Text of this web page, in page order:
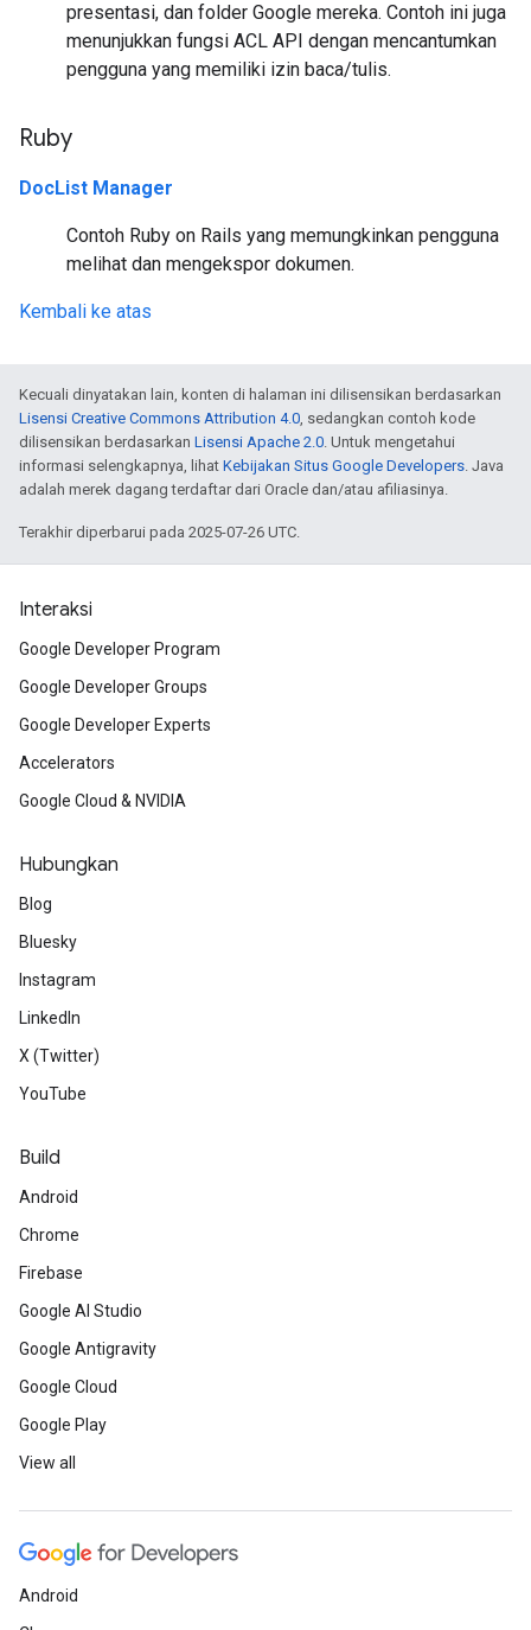
presentasi, dan folder Google mereka. Contoh ini juga
menunjukkan fungsi ACL API dengan mencantumkan
pengguna yang memiliki izin baca/tulis.
Ruby
DocList Manager
Contoh Ruby on Rails yang memungkinkan pengguna
melihat dan mengekspor dokumen.
Kembali ke atas
Kecuali dinyatakan lain, konten di halaman ini dilisensikan berdasarkan
Lisensi Creative Commons Attribution 4.0, sedangkan contoh kode
dilisensikan berdasarkan Lisensi Apache 2.0. Untuk mengetahui
informasi selengkapnya, lihat Kebijakan Situs Google Developers. Java
adalah merek dagang terdaftar dari Oracle dan/atau afiliasinya.
Terakhir diperbarui pada 2025-07-26 UTC.
Interaksi
Google Developer Program
Google Developer Groups
Google Developer Experts
Accelerators
Google Cloud & NVIDIA
Hubungkan
Blog
Bluesky
Instagram
LinkedIn
X (Twitter)
YouTube
Build
Android
Chrome
Firebase
Google AI Studio
Google Antigravity
Google Cloud
Google Play
View all
Android